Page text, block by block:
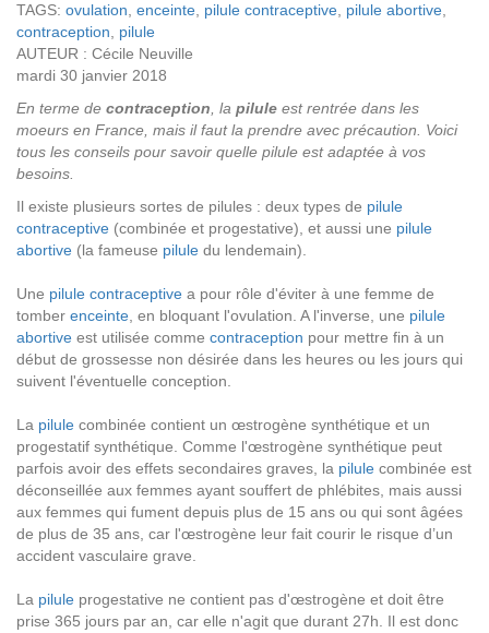
TAGS: ovulation enceinte pilule contraceptive pilule abortive
contraception
pilule
AUTEUR : Cécile Neuville
mardi 30 janvier 2018
En terme de contraception , la pilule est rentrée dans les
moeurs en France, mais il faut la prendre avec précaution. Voici
tous les conseils pour savoir quelle pilule est adaptée à vos
besoins.
Il existe plusieurs sortes de pilules : deux types de pilule
contraceptive (combinée et progestative), et aussi une pilule
abortive (la fameuse pilule du lendemain).
Une pilule contraceptive a pour rôle d'éviter à une femme de
tomber enceinte , en bloquant l'ovulation. A l'inverse, une pilule
abortive est utilisée comme contraception pour mettre fin à un
début de grossesse non désirée dans les heures ou les jours qui
suivent l'éventuelle conception.
La pilule combinée contient un œstrogène synthétique et un
progestatif synthétique. Comme l'œstrogène synthétique peut
parfois avoir des effets secondaires graves, la pilule combinée est
déconseillée aux femmes ayant souffert de phlébites, mais aussi
aux femmes qui fument depuis plus de 15 ans ou qui sont âgées
de plus de 35 ans, car l'œstrogène leur fait courir le risque d’un
accident vasculaire grave.
La pilule progestative ne contient pas d'œstrogène et doit être
prise 365 jours par an, car elle n'agit que durant 27h. Il est donc